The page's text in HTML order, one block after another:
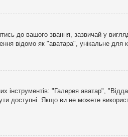
до вашого звання, зазвичай у
відомо як "аватара", унікальне для
інструментів: "Галерея аватар",
доступні. Якщо ви не можете